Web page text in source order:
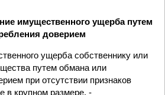
имущественного ущерба путем
доверием
ущерба собственнику или
путем обмана или
при отсутствии признаков
в крупном размере, -